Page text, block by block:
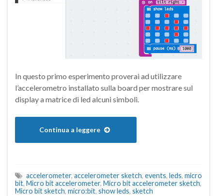
In questo primo esperimento proverai ad utilizzare
l’accelerometro installato sulla board per mostrare sul
display a matrice di led alcuni simboli.
Continua a leggere
accelerometer, accelerometer sketch, events, leds, micro
bit, Micro bit accelerometer, Micro bit accelerometer sketch,
Micro bit sketch, micro:bit, show leds, sketch